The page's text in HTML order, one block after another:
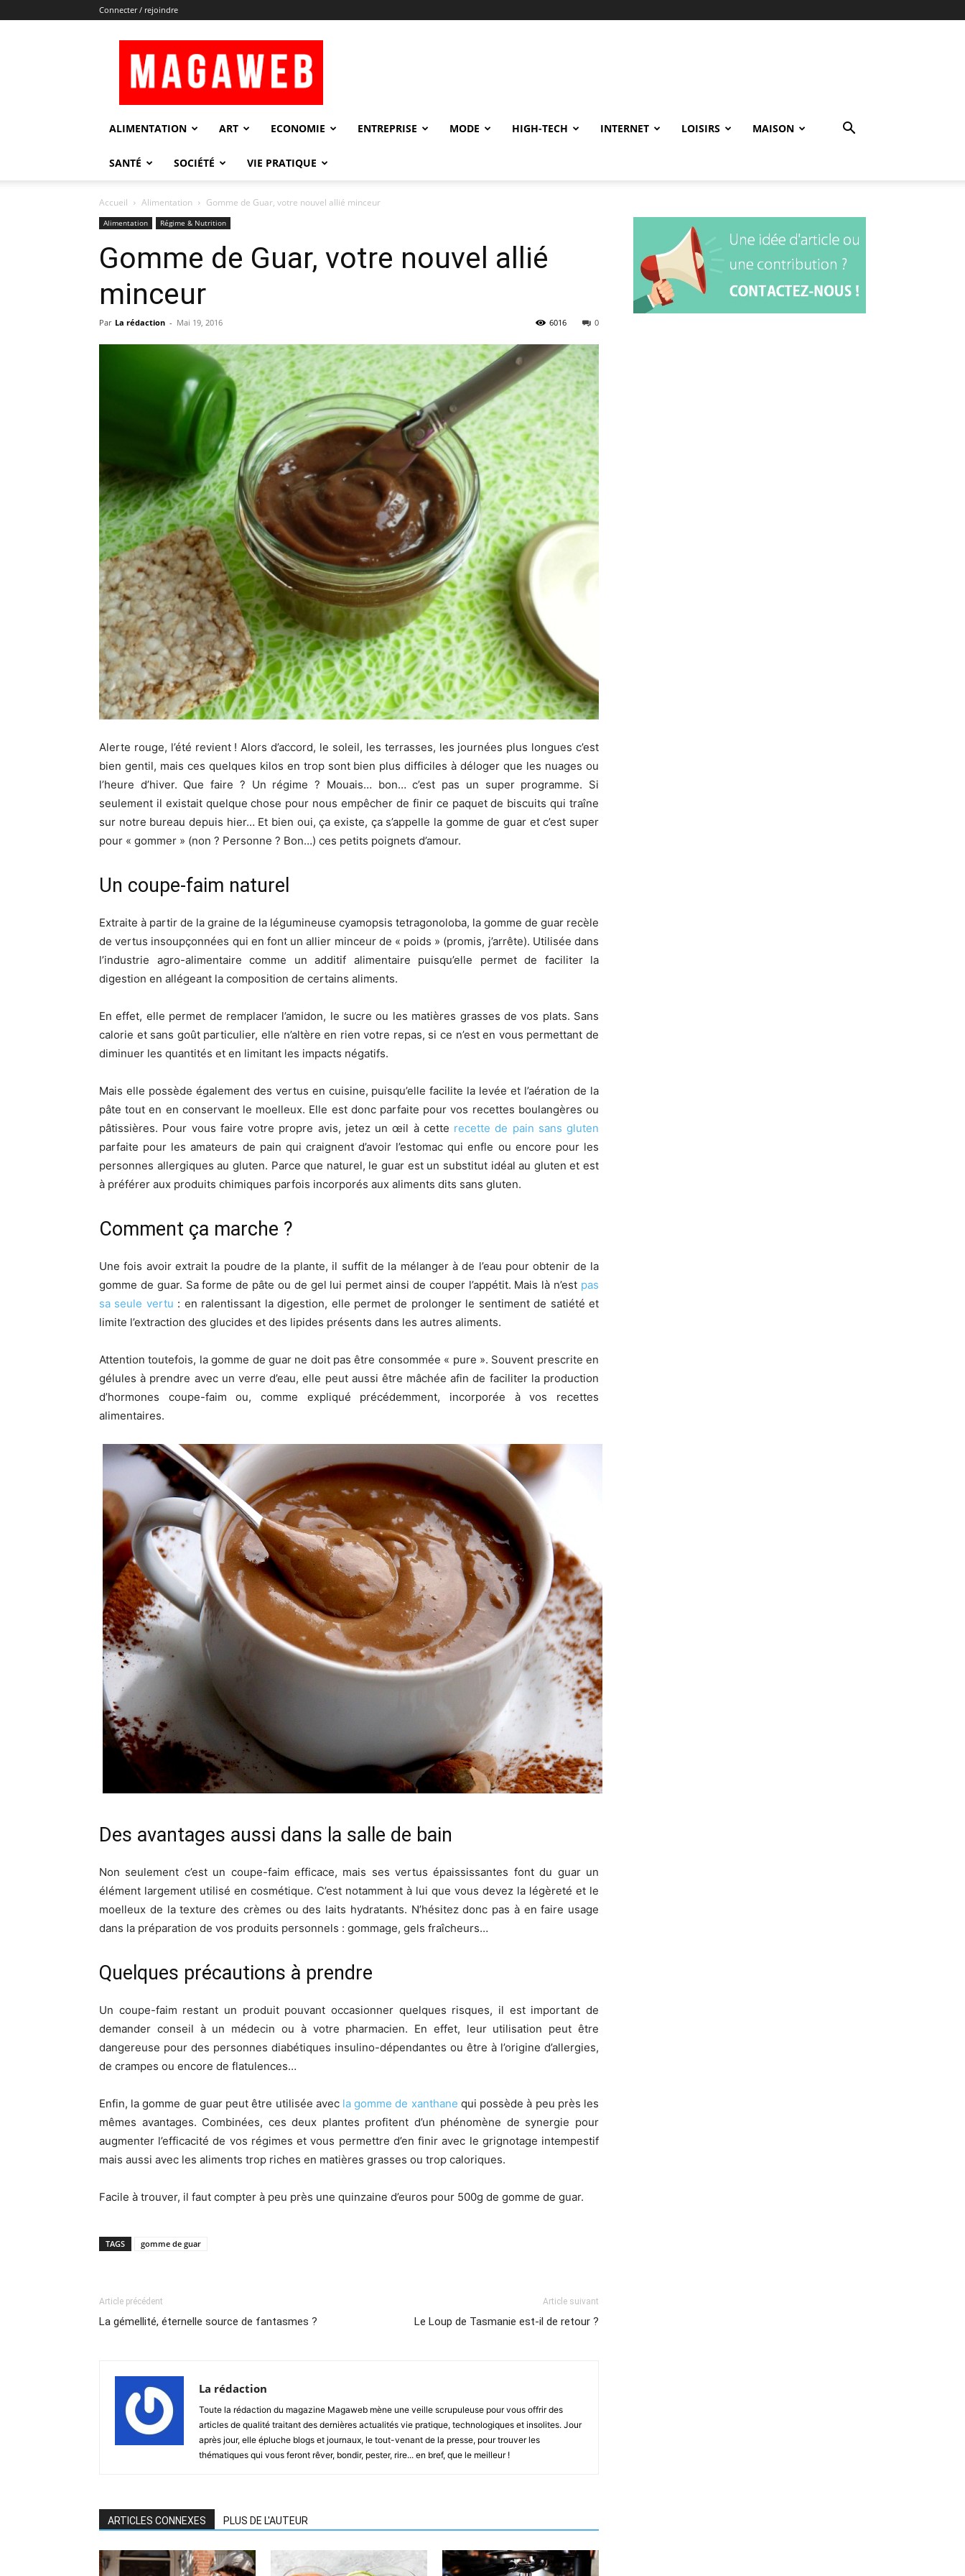
Connecter / rejoindre
ALIMENTATION ART ECONOMIE ENTREPRISE MODE HIGH-TECH INTERNET LOISIRS MAISON
SANTÉ SOCIÉTÉ VIE PRATIQUE
Accueil Alimentation Gomme de Guar, votre nouvel allié minceur
Alimentation Régime & Nutrition
Gomme de Guar, votre nouvel allié
minceur
Par La rédaction - Mai 19, 2016 0
6016
Alerte rouge, l’été revient ! Alors d’accord, le soleil, les terrasses, les journées plus longues c’est
bien gentil, mais ces quelques kilos en trop sont bien plus difficiles à déloger que les nuages ou
l’heure d’hiver. Que faire ? Un régime ? Mouais… bon… c’est pas un super programme. Si
seulement il existait quelque chose pour nous empêcher de finir ce paquet de biscuits qui traîne
sur notre bureau depuis hier… Et bien oui, ça existe, ça s’appelle la gomme de guar et c’est super
pour « gommer » (non ? Personne ? Bon…) ces petits poignets d’amour.
Un coupe-faim naturel
Extraite à partir de la graine de la légumineuse cyamopsis tetragonoloba, la gomme de guar recèle
de vertus insoupçonnées qui en font un allier minceur de « poids » (promis, j’arrête). Utilisée dans
l’industrie agro-alimentaire comme un additif alimentaire puisqu’elle permet de faciliter la
digestion en allégeant la composition de certains aliments.
En effet, elle permet de remplacer l’amidon, le sucre ou les matières grasses de vos plats. Sans
calorie et sans goût particulier, elle n’altère en rien votre repas, si ce n’est en vous permettant de
diminuer les quantités et en limitant les impacts négatifs.
Mais elle possède également des vertus en cuisine, puisqu’elle facilite la levée et l’aération de la
pâte tout en en conservant le moelleux. Elle est donc parfaite pour vos recettes boulangères ou
pâtissières. Pour vous faire votre propre avis, jetez un œil à cette recette de pain sans gluten
parfaite pour les amateurs de pain qui craignent d’avoir l’estomac qui enfle ou encore pour les
personnes allergiques au gluten. Parce que naturel, le guar est un substitut idéal au gluten et est
à préférer aux produits chimiques parfois incorporés aux aliments dits sans gluten.
Comment ça marche ?
Une fois avoir extrait la poudre de la plante, il suffit de la mélanger à de l’eau pour obtenir de la
gomme de guar. Sa forme de pâte ou de gel lui permet ainsi de couper l’appétit. Mais là n’est pas
sa seule vertu : en ralentissant la digestion, elle permet de prolonger le sentiment de satiété et
limite l’extraction des glucides et des lipides présents dans les autres aliments.
Attention toutefois, la gomme de guar ne doit pas être consommée « pure ». Souvent prescrite en
gélules à prendre avec un verre d’eau, elle peut aussi être mâchée afin de faciliter la production
d’hormones coupe-faim ou, comme expliqué précédemment, incorporée à vos recettes
alimentaires.
Des avantages aussi dans la salle de bain
Non seulement c’est un coupe-faim efficace, mais ses vertus épaississantes font du guar un
élément largement utilisé en cosmétique. C’est notamment à lui que vous devez la légèreté et le
moelleux de la texture des crèmes ou des laits hydratants. N’hésitez donc pas à en faire usage
dans la préparation de vos produits personnels : gommage, gels fraîcheurs…
Quelques précautions à prendre
Un coupe-faim restant un produit pouvant occasionner quelques risques, il est important de
demander conseil à un médecin ou à votre pharmacien. En effet, leur utilisation peut être
dangereuse pour des personnes diabétiques insulino-dépendantes ou être à l’origine d’allergies,
de crampes ou encore de flatulences…
Enfin, la gomme de guar peut être utilisée avec la gomme de xanthane qui possède à peu près les
mêmes avantages. Combinées, ces deux plantes profitent d’un phénomène de synergie pour
augmenter l’efficacité de vos régimes et vous permettre d’en finir avec le grignotage intempestif
mais aussi avec les aliments trop riches en matières grasses ou trop caloriques.
Facile à trouver, il faut compter à peu près une quinzaine d’euros pour 500g de gomme de guar.
TAGS gomme de guar
Article précédent
La gémellité, éternelle source de fantasmes ?
Article suivant
Le Loup de Tasmanie est-il de retour ?
La rédaction
Toute la rédaction du magazine Magaweb mène une veille scrupuleuse pour vous offrir des
articles de qualité traitant des dernières actualités vie pratique, technologiques et insolites. Jour
après jour, elle épluche blogs et journaux, le tout-venant de la presse, pour trouver les
thématiques qui vous feront rêver, bondir, pester, rire... en bref, que le meilleur !
ARTICLES CONNEXES PLUS DE L'AUTEUR